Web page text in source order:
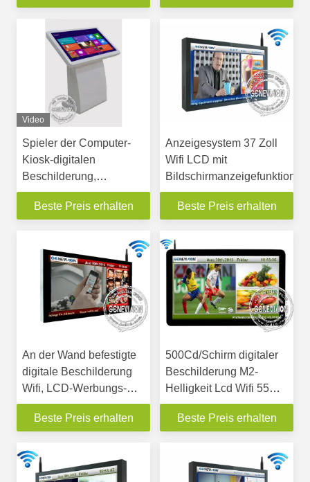
Video
Spieler der Computer-
Kiosk-digitalen
Beschilderung,
Bodenstellungsnoten-
Kioskwerbung
Beste Preis erhalten
Anzeigesystem 37 Zoll
Wifi LCD mit
Bildschirmanzeigefunktion
Beste Preis erhalten
An der Wand befestigte
digitale Beschilderung
Wifi, LCD-Werbungs-
Bildschirm 65 Zoll TFTs
Beste Preis erhalten
500Cd/Schirm digitaler
Beschilderung M2-
Helligkeit Lcd Wifi 55
Zoll-Energieeinsparung
Beste Preis erhalten